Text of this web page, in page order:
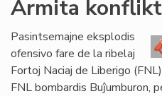
Armita
Pasintsemajne eksplodis
ofensivo fare de la ribelaj
Fortoj Naciaj de Liberigo
FNL bombardis Buĵumburon,